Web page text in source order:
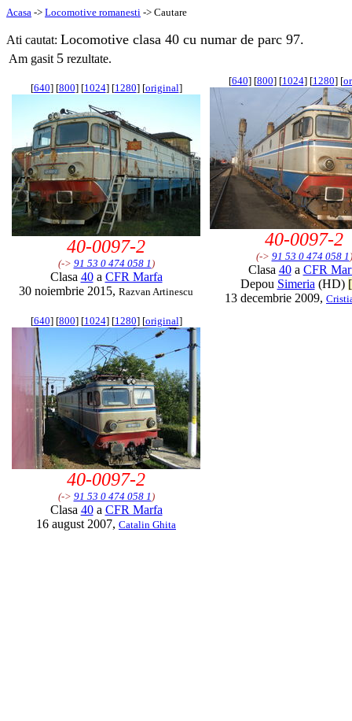
Acasa -> Locomotive romanesti -> Cautare
Ati cautat: Locomotive clasa 40 cu numar de parc 97.
Am gasit 5 rezultate.
[640] [800] [1024] [1280] [original]
40-0097-2
(-> 91 53 0 474 058 1 )
Clasa 40a CFR Marfa
30 noiembrie 2015, Razvan Artinescu
[640] [800] [1024] [1280] [
40-0097-2
(-> 91 53 0 474 058 1 )
Clasa 40a CFR
Depou Simeria (HD)
13 decembrie 2009,
[640] [800] [1024] [1280] [original]
40-0097-2
(-> 91 53 0 474 058 1 )
Clasa 40a CFR Marfa
16 august 2007, Catalin Ghita